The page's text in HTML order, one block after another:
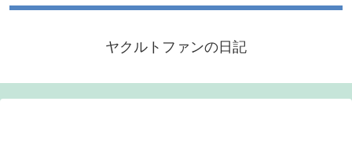
ヤクルトファンの日記